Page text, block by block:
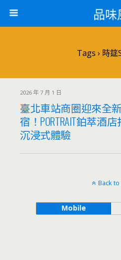
品味
Tags › 時筵
2026 年 7 月 1 日
臺北車站商圈迎來全
宿！PORTRAIT鉑萃酒
沉浸式體驗
Back
Mobile